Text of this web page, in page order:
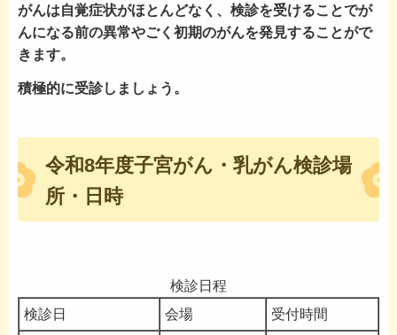
がんは自覚症状がほとんどなく、検診を受けることでが
んになる前の異常やごく初期のがんを発見することがで
きます。
積極的に受診しましょう。
令和8年度子宮がん・乳がん検診場
所・日時
検診日程
検診日
会場 受付時間